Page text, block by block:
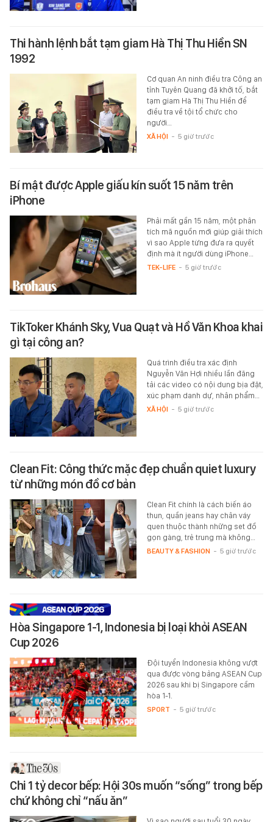
Thi hành lệnh bắt tạm giam Hà Thị Thu Hiền SN
1992
Cơ quan An ninh điều tra Công an
tỉnh Tuyên Quang đã khởi tố, bắt
tạm giam Hà Thị Thu Hiền để
điều tra về tội tổ chức cho
người…
XÃ HỘI - 5 giờ trước
Bí mật được Apple giấu kín suốt 15 năm trên
iPhone
Phải mất gần 15 năm, một phân
tích mã nguồn mới giúp giải thích
vì sao Apple từng đưa ra quyết
định mà ít người dùng iPhone…
TEK-LIFE - 5 giờ trước
TikToker Khánh Sky, Vua Quạt và Hồ Văn Khoa khai
gì tại công an?
Quá trình điều tra xác định
Nguyễn Văn Hợi nhiều lần đăng
tải các video có nội dung bịa đặt,
xúc phạm danh dự, nhân phẩm…
XÃ HỘI - 5 giờ trước
Clean Fit: Công thức mặc đẹp chuẩn quiet luxury
từ những món đồ cơ bản
Clean Fit chính là cách biến áo
thun, quần jeans hay chân váy
quen thuộc thành những set đồ
gọn gàng, trẻ trung mà không…
BEAUTY & FASHION - 5 giờ trước
Hòa Singapore 1-1, Indonesia bị loại khỏi ASEAN
Cup 2026
Đội tuyển Indonesia không vượt
qua được vòng bảng ASEAN Cup
2026 sau khi bị Singapore cầm
hòa 1-1.
SPORT - 5 giờ trước
Chi 1 tỷ decor bếp: Hội 30s muốn “sống” trong bếp
chứ không chỉ “nấu ăn”